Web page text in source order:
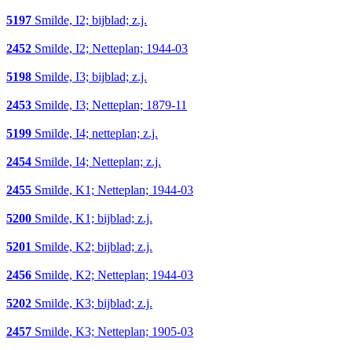
5197 Smilde, I2; bijblad; z.j.
2452 Smilde, I2; Netteplan; 1944-03
5198 Smilde, I3; bijblad; z.j.
2453 Smilde, I3; Netteplan; 1879-11
5199 Smilde, I4; netteplan; z.j.
2454 Smilde, I4; Netteplan; z.j.
2455 Smilde, K1; Netteplan; 1944-03
5200 Smilde, K1; bijblad; z.j.
5201 Smilde, K2; bijblad; z.j.
2456 Smilde, K2; Netteplan; 1944-03
5202 Smilde, K3; bijblad; z.j.
2457 Smilde, K3; Netteplan; 1905-03